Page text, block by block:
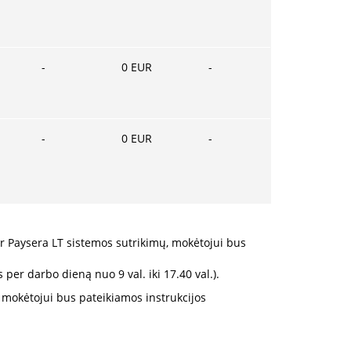
- 0 EUR -
- 0 EUR -
LT sistemos sutrikimų, mokėtojui bus
darbo dieną nuo 9 val. iki 17.40 val.).
bus pateikiamos instrukcijos